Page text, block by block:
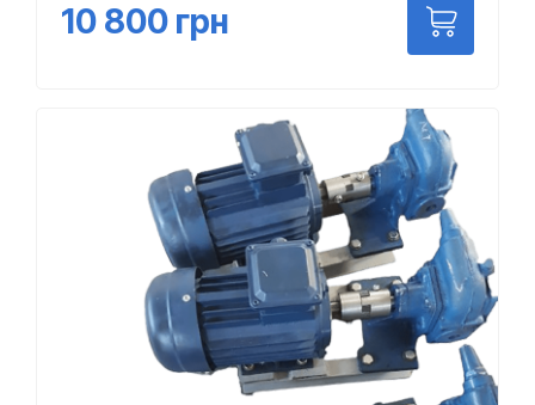
10 800 грн